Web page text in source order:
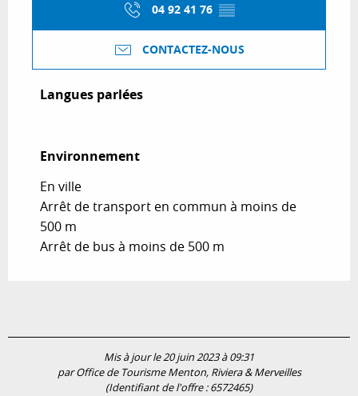
04 92 41 76 ▒▒
CONTACTEZ-NOUS
Langues parlées
Langues parlées
Environnement
Environnement
En ville
Arrêt de transport en commun à moins de
500 m
Arrêt de bus à moins de 500 m
Mis à jour le 20 juin 2023 à 09:31
par Office de Tourisme Menton, Riviera & Merveilles
(Identifiant de l'offre :6572465)